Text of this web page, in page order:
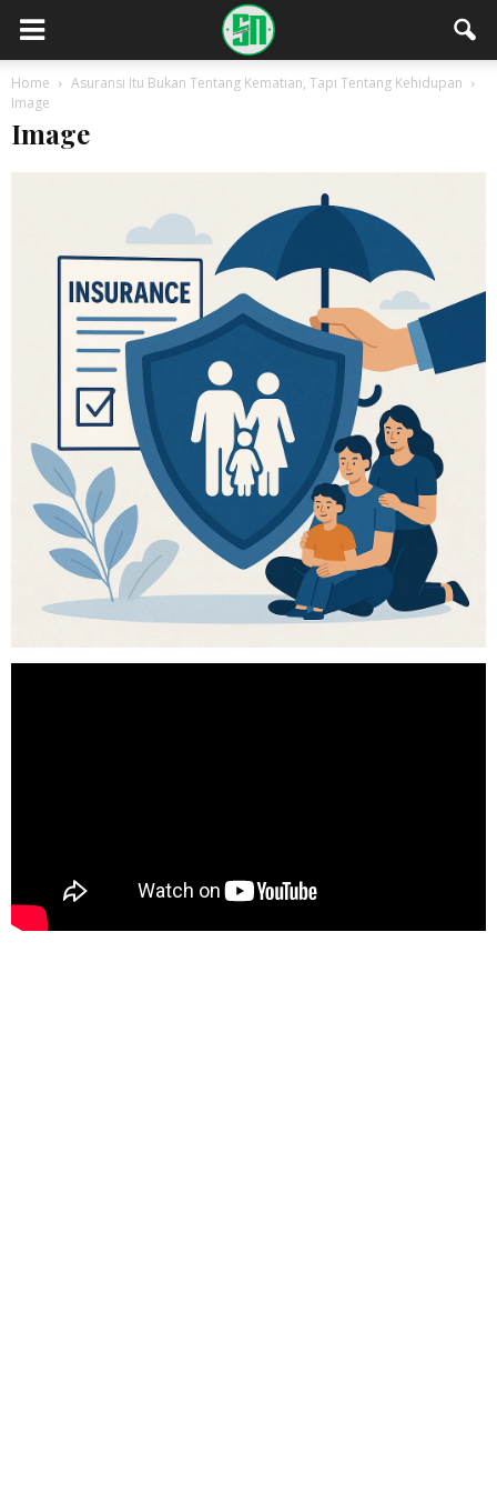
Home
Asuransi Itu Bukan Tentang Kematian, Tapi Tentang Kehidupan
Image
Image